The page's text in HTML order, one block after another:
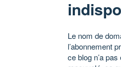
Le nom de
l’abonnement
ce blog n’a pas